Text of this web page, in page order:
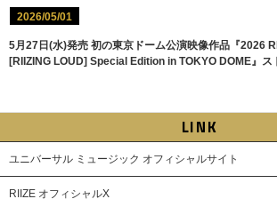
2026/05/01
5月27日(水)発売 初の東京ドーム公演映像作品『2026
[RIIZING LOUD] Special Edition in TOKYO DOME』ス
LINK
ユニバーサル ミュージック オフィシャルサイト
RIIZE オフィシャルX